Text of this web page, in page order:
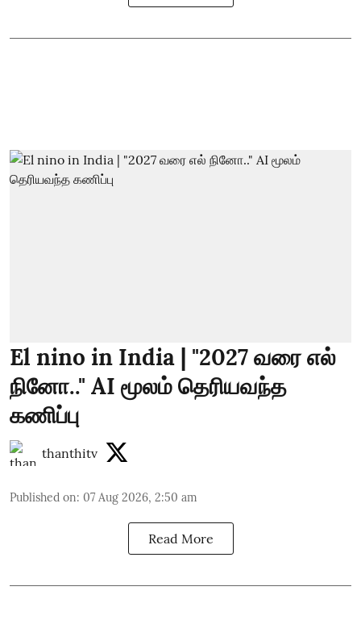
El nino in India | "2027 வரை எல்
நினோ.." AI மூலம் தெரியவந்த
கணிப்பு
thanthitv
Published on: 07 Aug 2026, 2:50 am
Read More